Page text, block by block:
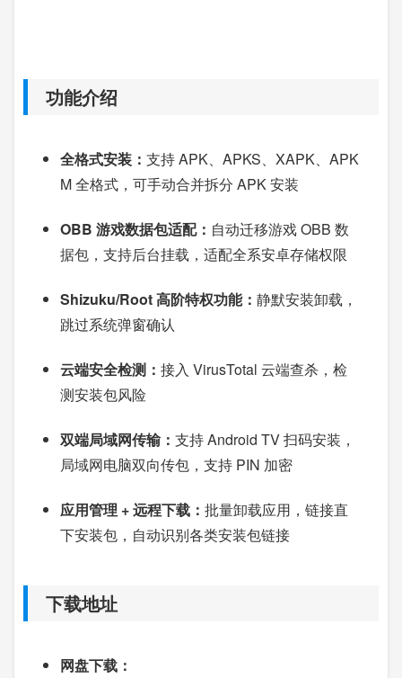
功能介绍
全格式安装： 支持 APK、APKS、XAPK、APK
M 全格式，可手动合并拆分 APK 安装
OBB 游戏数据包适配： 自动迁移游戏 OBB 数
据包，支持后台挂载，适配全系安卓存储权限
Shizuku/Root 高阶特权功能： 静默安装卸载，
跳过系统弹窗确认
云端安全检测： 接入 VirusTotal 云端查杀，检
测安装包风险
双端局域网传输： 支持 Android TV 扫码安装，
局域网电脑双向传包，支持 PIN 加密
应用管理 + 远程下载： 批量卸载应用，链接直
下安装包，自动识别各类安装包链接
下载地址
网盘下载：